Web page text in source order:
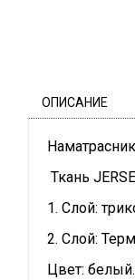
ОПИСАНИЕ
Ткань
1. Слой:
2. Слой:
Цвет: белый.